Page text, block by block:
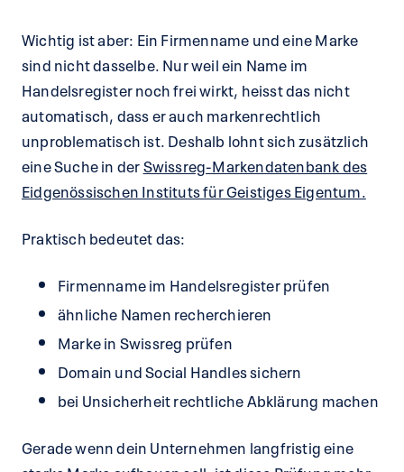
Wichtig ist aber: Ein Firmenname und eine Marke
sind nicht dasselbe. Nur weil ein Name im
Handelsregister noch frei wirkt, heisst das nicht
automatisch, dass er auch markenrechtlich
unproblematisch ist. Deshalb lohnt sich zusätzlich
eine Suche in derSwissreg-Markendatenbank des
Eidgenössischen Instituts für Geistiges Eigentum.
Praktisch bedeutet das:
Firmenname im Handelsregister prüfen
ähnliche Namen recherchieren
Marke in Swissreg prüfen
Domain und Social Handles sichern
bei Unsicherheit rechtliche Abklärung machen
Gerade wenn dein Unternehmen langfristig eine